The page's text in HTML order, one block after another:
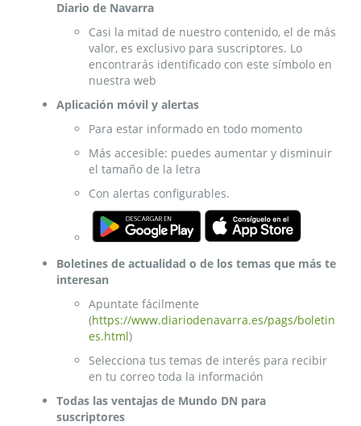
Diario de Navarra
Casi la mitad de nuestro contenido, el de más
valor, es exclusivo para suscriptores. Lo
encontrarás identificado con este símbolo en
nuestra web
Aplicación móvil y alertas
Para estar informado en todo momento
Más accesible: puedes aumentar y disminuir
el tamaño de la letra
Con alertas configurables.
Boletines de actualidad o de los temas que más te
interesan
Apuntate fácilmente
(https://www.diariodenavarra.es/pags/boletin
es.html)
Selecciona tus temas de interés para recibir
en tu correo toda la información
Todas las ventajas de Mundo DN para
suscriptores